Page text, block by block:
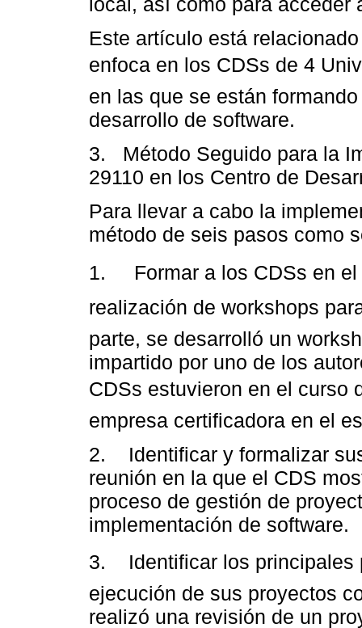
Este artículo está
enfoca en los CDSs de 4
en las que se están
desarrollo de software.
3. Método Seguido para la
29110 en los Centro de
Para llevar a cabo la
método de seis pasos como
1. Formar a los CDSs en el
realización de workshops
parte, se desarrolló un
impartido por uno de los
CDSs estuvieron en el
empresa certificadora en el
2. Identificar y formalizar
reunión en la que el CDS
proceso de gestión de
implementación de software.
3. Identificar los principales
ejecución de sus proyectos
realizó una revisión de un